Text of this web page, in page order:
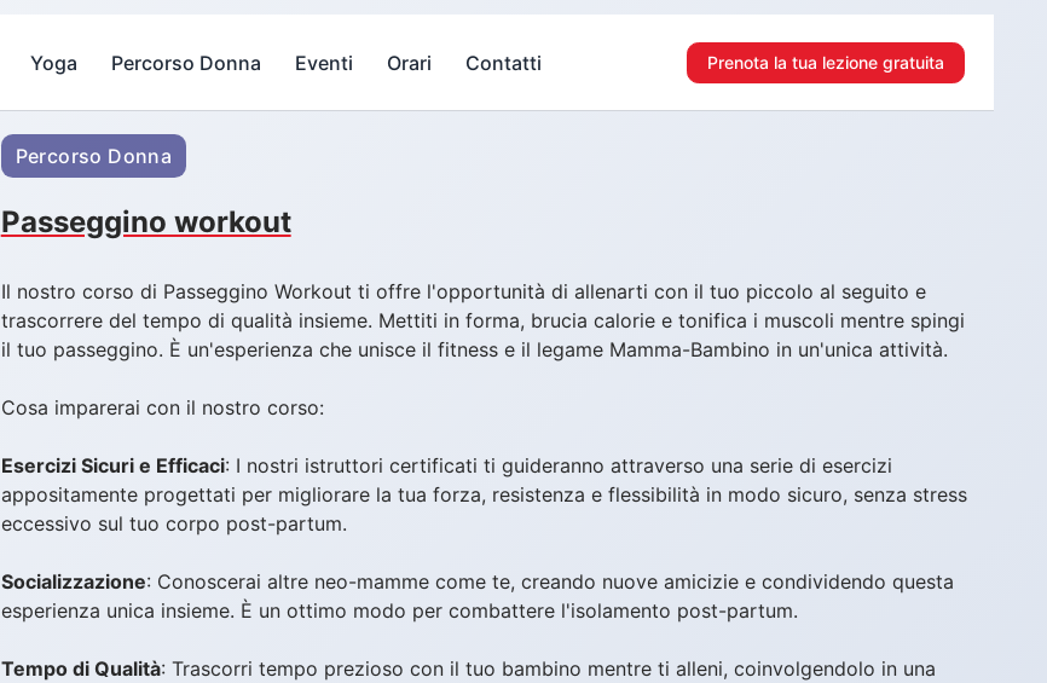
Yoga Percorso Donna Eventi Orari Contatti Prenota la tua lezione gratuita
Percorso Donna
Passeggino workout
Il nostro corso di Passeggino Workout ti offre l'opportunità di allenarti con il tuo piccolo al seguito e
trascorrere del tempo di qualità insieme. Mettiti in forma, brucia calorie e tonifica i muscoli mentre spingi
il tuo passeggino. È un'esperienza che unisce il fitness e il legame Mamma-Bambino in un'unica attività.
Cosa imparerai con il nostro corso:
Esercizi Sicuri e Efficaci: I nostri istruttori certificati ti guideranno attraverso una serie di esercizi
appositamente progettati per migliorare la tua forza, resistenza e flessibilità in modo sicuro, senza stress
eccessivo sul tuo corpo post-partum.
Socializzazione: Conoscerai altre neo-mamme come te, creando nuove amicizie e condividendo questa
esperienza unica insieme. È un ottimo modo per combattere l'isolamento post-partum.
Tempo di Qualità: Trascorri tempo prezioso con il tuo bambino mentre ti alleni, coinvolgendolo in una